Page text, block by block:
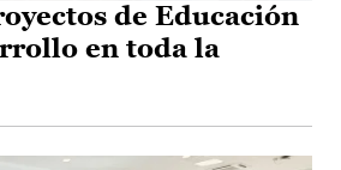
de Educación
en toda la